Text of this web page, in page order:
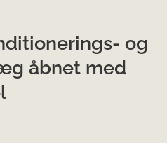
og
åbnet med